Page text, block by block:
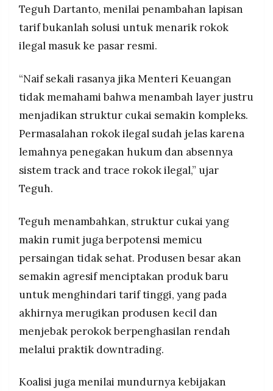
Teguh Dartanto, menilai penambahan lapisan
tarif bukanlah solusi untuk menarik rokok
ilegal masuk ke pasar resmi.
“Naif sekali rasanya jika Menteri Keuangan
tidak memahami bahwa menambah layer justru
menjadikan struktur cukai semakin kompleks.
Permasalahan rokok ilegal sudah jelas karena
lemahnya penegakan hukum dan absennya
sistem track and trace rokok ilegal,” ujar
Teguh.
Teguh menambahkan, struktur cukai yang
makin rumit juga berpotensi memicu
persaingan tidak sehat. Produsen besar akan
semakin agresif menciptakan produk baru
untuk menghindari tarif tinggi, yang pada
akhirnya merugikan produsen kecil dan
menjebak perokok berpenghasilan rendah
melalui praktik downtrading.
Koalisi juga menilai mundurnya kebijakan